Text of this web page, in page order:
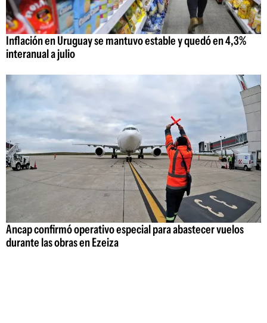
Inflación en Uruguay se mantuvo estable y quedó en 4,3%
interanual a julio
Ancap confirmó operativo especial para abastecer vuelos
durante las obras en Ezeiza